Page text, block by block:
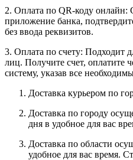
2. Оплата по QR-коду онлайн:
приложение банка,
без ввода реквизитов.
3. Оплата по счету: Подходит
лиц. Получите счет, оплатите
систему, указав все
Доставка курьером по
Доставка по городу
дня в удобное для вас
Доставка по области
удобное для вас время.